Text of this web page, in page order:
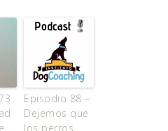
Episodio 88 –
Dejemos que
los perros